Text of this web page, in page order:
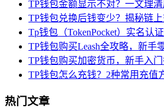
TP钱包金额显示不对？一文理
TP钱包兑换后钱变少？揭秘链
Tp钱包（TokenPocket）实名认
TP钱包购买Leash全攻略，新手
TP钱包购买加密货币，新手入
TP钱包怎么充钱？2种常用充值
热门文章